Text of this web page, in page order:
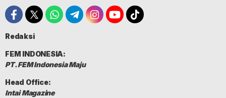
Redaksi
FEM INDONESIA:
PT. FEM Indonesia Maju
Head Office:
Intai Magazine